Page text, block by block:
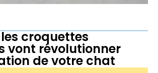
croquettes
vont révolutionner
de votre chat